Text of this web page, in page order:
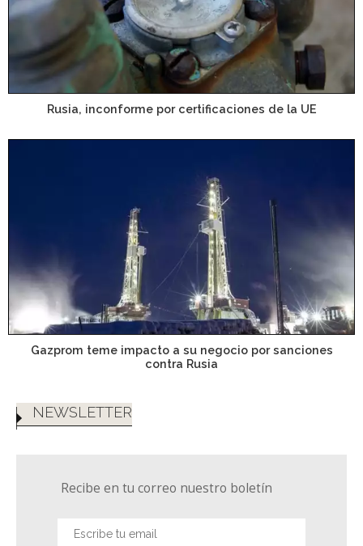
Rusia, inconforme por certificaciones de la UE
Gazprom teme impacto a su negocio por sanciones
contra Rusia
NEWSLETTER
Recibe en tu correo nuestro boletín